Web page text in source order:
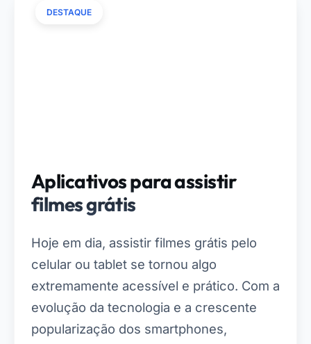
DESTAQUE
Aplicativos para assistir
filmes grátis
Hoje em dia, assistir filmes grátis pelo
celular ou tablet se tornou algo
extremamente acessível e prático. Com a
evolução da tecnologia e a crescente
popularização dos smartphones,